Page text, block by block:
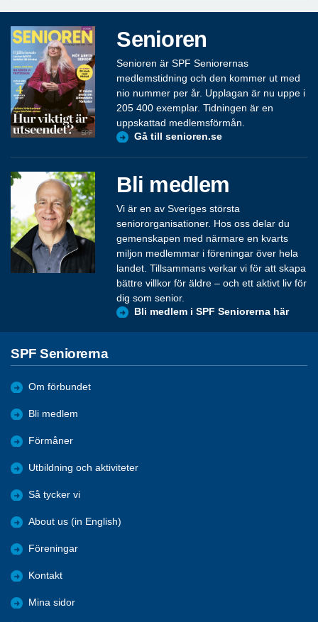
Senioren
Senioren är SPF Seniorernas
medlemstidning och den kommer ut med
nio nummer per år. Upplagan är nu uppe i
205 400 exemplar. Tidningen är en
uppskattad medlemsförmån.
Gå till senioren.se
Bli medlem
Vi är en av Sveriges största
seniororganisationer. Hos oss delar du
gemenskapen med närmare en kvarts
miljon medlemmar i föreningar över hela
landet. Tillsammans verkar vi för att skapa
bättre villkor för äldre – och ett aktivt liv för
dig som senior.
Bli medlem i SPF Seniorerna här
SPF Seniorerna
Om förbundet
Bli medlem
Förmåner
Utbildning och aktiviteter
Så tycker vi
About us (in English)
Föreningar
Kontakt
Mina sidor